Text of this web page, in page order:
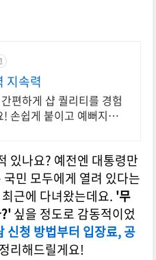
지속력
편하게 샵 퀄리티를 경험
손쉽게 붙이고 예뻐지는
있나요? 예전엔 대통령만
민 모두에게 열려 있다는
근에 다녀왔는데요. '무
싶을 정도로 감동적이었
신청 방법부터 입장료, 공
리해드릴게요!